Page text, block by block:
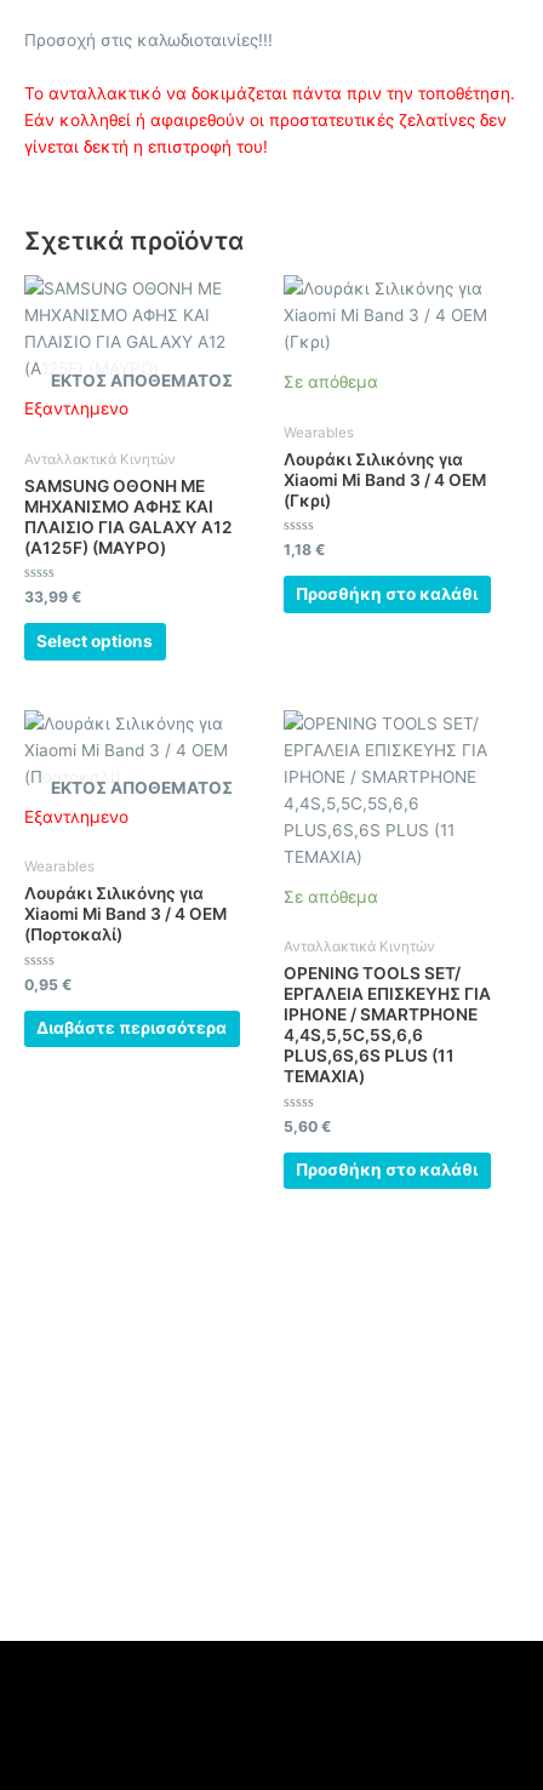
Προσοχή στις καλωδιοταινίες!!!
Το ανταλλακτικό να δοκιμάζεται πάντα πριν την τοποθέτηση.
Εάν κολληθεί ή αφαιρεθούν οι προστατευτικές ζελατίνες δεν
γίνεται δεκτή η επιστροφή του!
Σχετικά προϊόντα
ΕΚΤΌΣ ΑΠΟΘΈΜΑΤΟΣ
Εξαντλημένο
Ανταλλακτικά Κινητών
SAMSUNG ΟΘΟΝΗ ΜΕ
ΜΗΧΑΝΙΣΜΟ ΑΦΗΣ ΚΑΙ
ΠΛΑΙΣΙΟ ΓΙΑ GALAXY A12
(A125F) (ΜΑΥΡΟ)
Βαθμολογήθηκε
με
0
από
33,99 €
Select options
Σε απόθεμα
Wearables
Λουράκι Σιλικόνης για
Xiaomi Mi Band 3 / 4 OEM
(Γκρι)
Βαθμολογήθηκε
με
0
από
1,18 €
Προσθήκη στο καλάθι
ΕΚΤΌΣ ΑΠΟΘΈΜΑΤΟΣ
Εξαντλημένο
Wearables
Λουράκι Σιλικόνης για
Xiaomi Mi Band 3 / 4 OEM
(Πορτοκαλί)
Βαθμολογήθηκε
με
0
από
0,95 €
Διαβάστε περισσότερα
Σε απόθεμα
Ανταλλακτικά Κινητών
OPENING TOOLS SET/
ΕΡΓΑΛΕΙΑ ΕΠΙΣΚΕΥΗΣ ΓΙΑ
IPHONE / SMARTPHONE
4,4S,5,5C,5S,6,6
PLUS,6S,6S PLUS (11
ΤΕΜΑΧΙΑ)
Βαθμολογήθηκε
με
0
από
5,60 €
Προσθήκη στο καλάθι